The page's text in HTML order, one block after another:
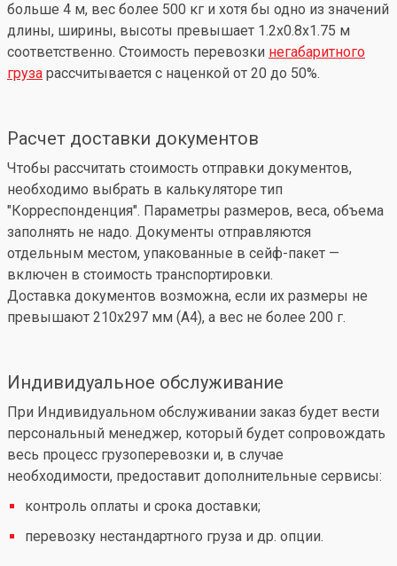
больше 4 м, вес более 500 кг и хотя бы одно из значений
длины, ширины, высоты превышает 1.2x0.8x1.75 м
соответственно. Стоимость перевозки негабаритного
груза рассчитывается с наценкой от 20 до 50%.
Расчет доставки документов
Чтобы рассчитать стоимость отправки документов,
необходимо выбрать в калькуляторе тип
"Корреспонденция". Параметры размеров, веса, объема
заполнять не надо. Документы отправляются
отдельным местом, упакованные в сейф-пакет —
включен в стоимость транспортировки.
Доставка документов возможна, если их размеры не
превышают 210x297 мм (А4), а вес не более 200 г.
Индивидуальное обслуживание
При Индивидуальном обслуживании заказ будет вести
персональный менеджер, который будет сопровождать
весь процесс грузоперевозки и, в случае
необходимости, предоставит дополнительные сервисы:
контроль оплаты и срока доставки;
перевозку нестандартного груза и др. опции.